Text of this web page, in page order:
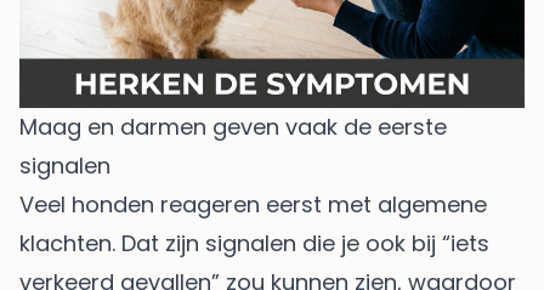
Maag en darmen geven vaak de eerste
signalen
Veel honden reageren eerst met algemene
klachten. Dat zijn signalen die je ook bij “iets
verkeerd gevallen” zou kunnen zien, waardoor